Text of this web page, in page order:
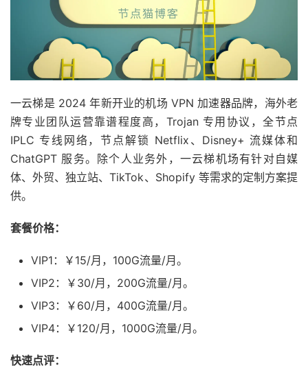
一云梯是 2024 年新开业的机场 VPN 加速器品牌，海外老
牌专业团队运营靠谱程度高，Trojan 专用协议，全节点
IPLC 专线网络，节点解锁 Netflix、Disney+ 流媒体和
ChatGPT 服务。除个人业务外，一云梯机场有针对自媒
体、外贸、独立站、TikTok、Shopify 等需求的定制方案提
供。
套餐价格：
VIP1：￥15/月，100G流量/月。
VIP2：￥30/月，200G流量/月。
VIP3：￥60/月，400G流量/月。
VIP4：￥120/月，1000G流量/月。
快速点评：